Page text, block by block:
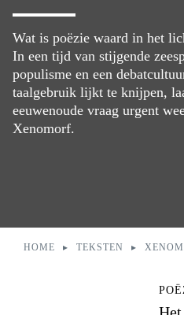
Wat is poëzie waard in het
In een tijd van stijgende
populisme en een
taalgebruik lijkt te knijpen,
eeuwenoude vraag urgent
Xenomorf.
U bent hier:
HOME TEKSTEN